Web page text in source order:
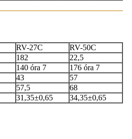
RV-27C
RV-50C
182
22,5
140 óra 7
176 óra 7
43
57
57,5
68
31,35±0,65 34,35±0,65